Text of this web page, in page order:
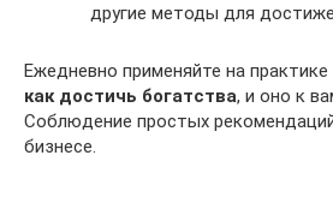
другие методы для
Ежедневно применяйте на
как достичь богатства, и оно к
Соблюдение простых
бизнесе.